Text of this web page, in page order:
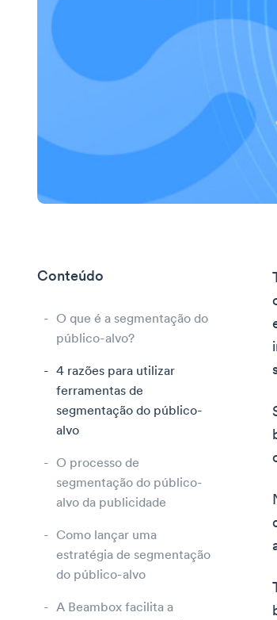
Conteúdo
O que é a segmentação do
público-alvo?
4 razões para utilizar
ferramentas de
segmentação do público-
alvo
O processo de
segmentação do público-
alvo da publicidade
Como lançar uma
estratégia de segmentação
do público-alvo
A Beambox facilita a